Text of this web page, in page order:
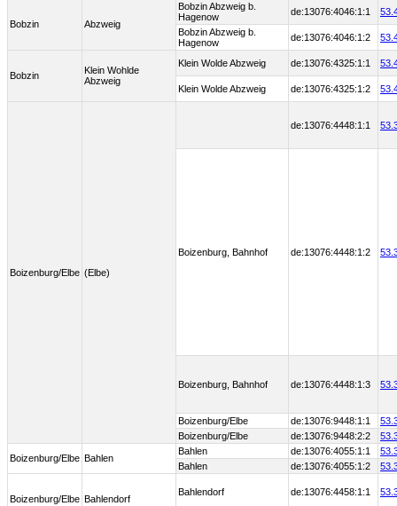
Bobzin Abzweig
Bobzin Abzweig b.
Hagenow
de:13076:4046:1:1
Bobzin Abzweig b.
Hagenow
de:13076:4046:1:2
Bobzin
Klein Wohlde
Abzweig
Klein Wolde Abzweig de:13076:4325:1:1
Klein Wolde Abzweig de:13076:4325:1:2
Boizenburg/Elbe (Elbe)
de:13076:4448:1:1
Boizenburg, Bahnhof de:13076:4448:1:2
Boizenburg, Bahnhof de:13076:4448:1:3
Boizenburg/Elbe de:13076:9448:1:1
Boizenburg/Elbe
de:13076:9448:2:2
Boizenburg/Elbe Bahlen
Bahlen de:13076:4055:1:1
Bahlen
de:13076:4055:1:2
Boizenburg/Elbe Bahlendorf
Bahlendorf de:13076:4458:1:1